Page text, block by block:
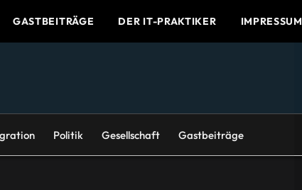
GASTBEITRÄGE DER IT-PRAKTIKER IMPRESSUM
Politik Gesellschaft Gastbeiträge